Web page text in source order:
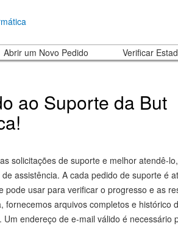
Abrir um Novo Pedido Verificar
ao Suporte da But
solicitações de suporte e melhor atendê-
assistência. A cada pedido de suporte é
pode usar para verificar o progresso e as
fornecemos arquivos completos e histórico
Um endereço de e-mail válido é necessário